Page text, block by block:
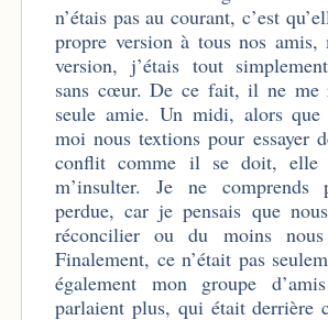
n’étais pas au courant, c’est
propre version à tous nos amis,
version, j’étais tout
sans cœur. De ce fait, il ne me
seule amie. Un midi, alors
moi nous textions pour essayer
conflit comme il se doit, elle
m’insulter. Je ne
perdue, car je pensais que
réconcilier ou du moins nous
Finalement, ce n’était pas
également mon groupe
parlaient plus, qui était derrière